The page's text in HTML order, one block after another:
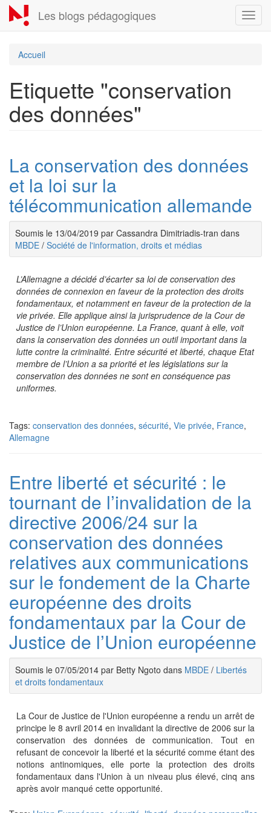
Aller
au
contenu
Les blogs pédagogiques
Accueil
Etiquette "conservation
des données"
La conservation des données
et la loi sur la
télécommunication allemande
Soumis le 13/04/2019 par Cassandra Dimitriadis-tran dans
MBDE / Société de l'information, droits et médias
L’Allemagne a décidé d’écarter sa loi de conservation des
données de connexion en faveur de la protection des droits
fondamentaux, et notamment en faveur de la protection de la
vie privée. Elle applique ainsi la jurisprudence de la Cour de
Justice de l’Union européenne. La France, quant à elle, voit
dans la conservation des données un outil important dans la
lutte contre la criminalité. Entre sécurité et liberté, chaque Etat
membre de l’Union a sa priorité et les législations sur la
conservation des données ne sont en conséquence pas
uniformes.
Tags: conservation des données, sécurité, Vie privée, France,
Allemagne
Entre liberté et sécurité : le
tournant de l’invalidation de la
directive 2006/24 sur la
conservation des données
relatives aux communications
sur le fondement de la Charte
européenne des droits
fondamentaux par la Cour de
Justice de l’Union européenne
Soumis le 07/05/2014 par Betty Ngoto dans MBDE / Libertés
et droits fondamentaux
La Cour de Justice de l'Union européenne a rendu un arrêt de
principe le 8 avril 2014 en invalidant la directive de 2006 sur la
conservation des données de communication. Tout en
refusant de concevoir la liberté et la sécurité comme étant des
notions antinomiques, elle porte la protection des droits
fondamentaux dans l'Union à un niveau plus élevé, cinq ans
après avoir manqué cette opportunité.